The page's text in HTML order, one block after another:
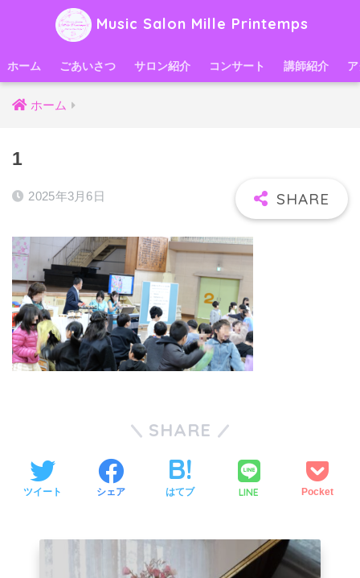
Music Salon Mille Printemps
ホーム ごあいさつ サロン紹介 コンサート 講師紹介
ホーム
1
2025年3月6日
SHARE
ツイート シェア はてブ LINE Pocket